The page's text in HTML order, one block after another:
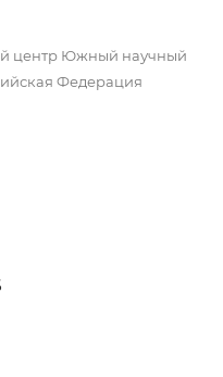
центр Южный научный
Федерация